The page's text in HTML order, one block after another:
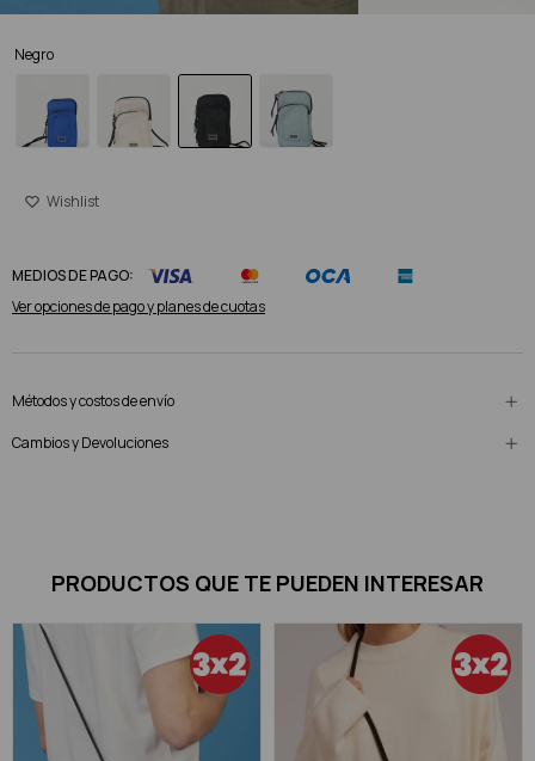
Negro
MEDIOS DE PAGO:
Ver opciones de pago y planes de cuotas
Métodos y costos de envío
Cambios y Devoluciones
PRODUCTOS QUE TE PUEDEN INTERESAR